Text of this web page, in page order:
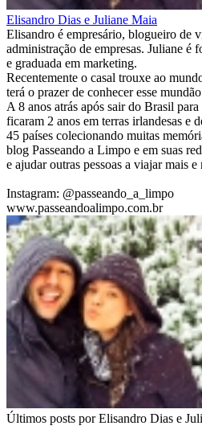
Elisandro Dias e Juliane Maia
Elisandro é empresário, blogueiro de
administração de empresas. Juliane é
e graduada em marketing.
Recentemente o casal trouxe ao
terá o prazer de conhecer esse
A 8 anos atrás após sair do Brasil
ficaram 2 anos em terras irlandesas e
45 países colecionando muitas
blog Passeando a Limpo e em suas
e ajudar outras pessoas a viajar mais e
Instagram: @passeando_a_limpo
www.passeandoalimpo.com.br
Últimos posts por Elisandro Dias e